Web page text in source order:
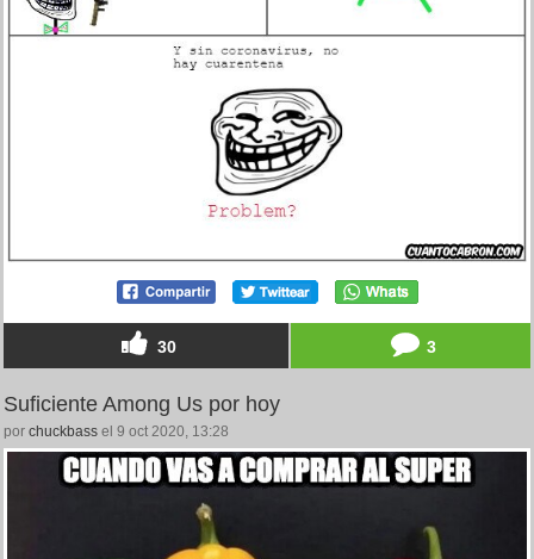
30 3
Suficiente Among Us por hoy
por chuckbass el 9 oct 2020, 13:28